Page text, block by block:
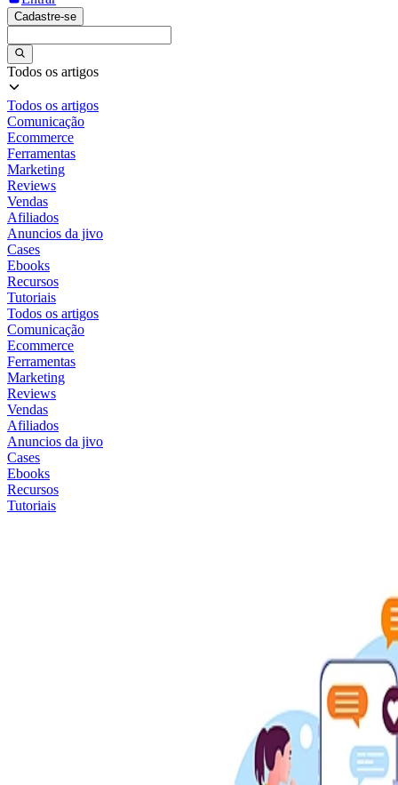
Cadastre-se
Todos os artigos
Todos os artigos
Comunicação
Ecommerce
Ferramentas
Marketing
Reviews
Vendas
Afiliados
Anuncios da jivo
Cases
Ebooks
Recursos
Tutoriais
Todos os artigos
Comunicação
Ecommerce
Ferramentas
Marketing
Reviews
Vendas
Afiliados
Anuncios da jivo
Cases
Ebooks
Recursos
Tutoriais